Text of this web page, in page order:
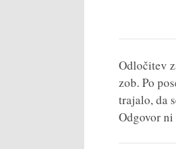
Odločitev
zob. Po
trajalo, da
Odgovor